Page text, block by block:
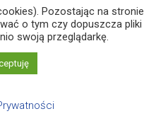
Pozostając na stronie
o tym czy dopuszcza pliki
swoją przeglądarkę.